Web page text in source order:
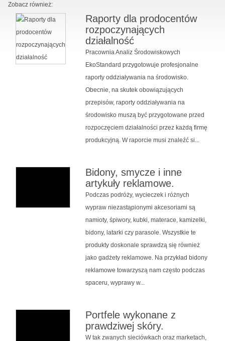
Zobacz również:
Raporty dla prodocentów
rozpoczynających
działalność
Pracownia Analiz Środowiskowych
EkoStandard przygotowuje profesjonalne
raporty oddziaływania na środowisko.
Obecnie, na skutek obowiązujących
przepisów, raporty oddziaływania na
środowisko muszą być przygotowane przed
rozpoczęciem działalności przez każdą firmę
produkcyjną. W raporcie musi znaleźć si...
Bidony, smycze i inne
artykuły reklamowe.
Podczas podróży, wycieczek i różnych
wypraw niezastąpionymi akcesoriami są
namioty, śpiwory, kubki, materace, kamizelki,
bidony, latarki czy parasole. Wszystkie te
produkty doskonale sprawdzą się również
jako gadżety reklamowe. Na przykład bidony
reklamowe towarzyszą nam często podczas
spaceru, wyprawy w...
Portfele wykonane z
prawdziwej skóry.
W tak zwanych sieciówkach oraz marketach,